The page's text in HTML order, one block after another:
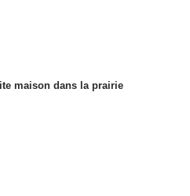
maison dans la prairie